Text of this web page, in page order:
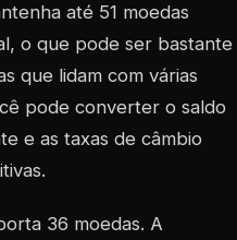
até 51 moedas
o que pode ser bastante
que lidam com várias
pode converter o saldo
e as taxas de câmbio
36 moedas. A